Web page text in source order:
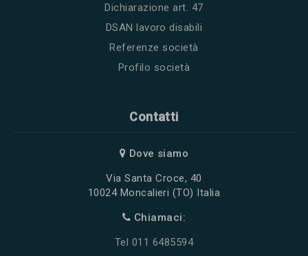
Dichiarazione art. 47
DSAN lavoro disabili
Referenze società
Profilo società
Contatti
Dove siamo
Via Santa Croce, 40
10024 Moncalieri (TO) Italia
Chiamaci:
Tel 011 6485594